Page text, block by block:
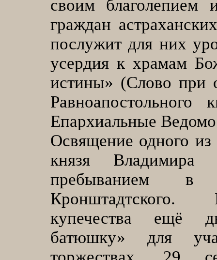
своим
граждан
послужит для них
усердия к храмам
истины» (Слово при
Равноапостольного
Епархиальные
Освящение одного
князя Владимира
пребыванием в
Кронштадтского.
купечества ещё
батюшку» для